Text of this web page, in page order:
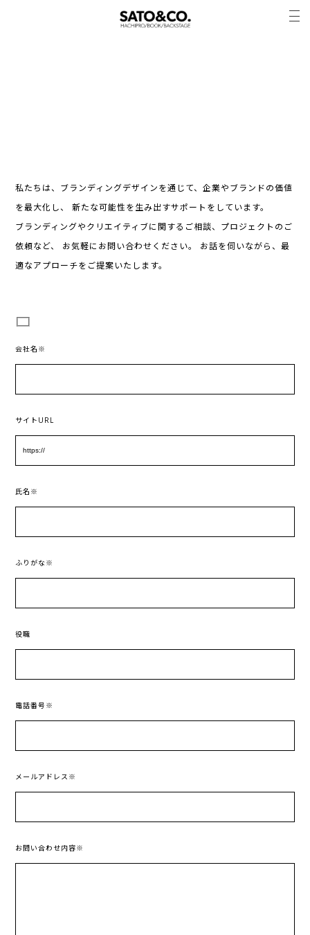
私たちは、ブランディングデザインを通じて、企業やブランドの価値
を最大化し、
新たな可能性を生み出すサポートをしています。
ブランディングやクリエイティブに関するご相談、プロジェクトのご
依頼など、
お気軽にお問い合わせください。
お話を伺いながら、最
適なアプローチをご提案いたします。
会社名※
サイトURL
氏名※
ふりがな※
役職
電話番号※
メールアドレス※
お問い合わせ内容※